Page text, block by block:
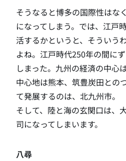
そうなると博多の国際性はな
になってしまう。では、江戸
活するかというと、そういう
よね。江戸時代250年の間に
しまった。九州の経済の中心
中心地は熊本、筑豊炭田との
て発展するのは、北九州市。
そして、陸と海の玄関口は、
司になってしまいます。
八尋